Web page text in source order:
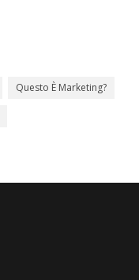
Questo È Marketing?